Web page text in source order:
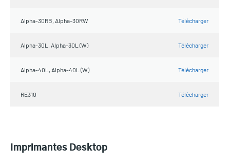
Alpha-30RB, Alpha-30RW Télécharger
Alpha-30L, Alpha-30L (W) Télécharger
Alpha-40L, Alpha-40L (W) Télécharger
RE310 Télécharger
Imprimantes Desktop